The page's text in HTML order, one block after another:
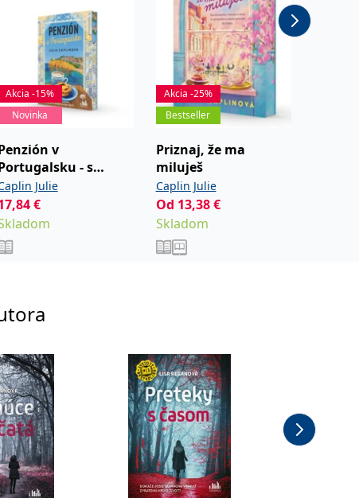
Akcia -15%
Novinka
v
- s
Julie
€
Akcia -25%
Bestseller
Priznaj, že ma
miluješ
Caplin Julie
Od 13,38€
Skladom